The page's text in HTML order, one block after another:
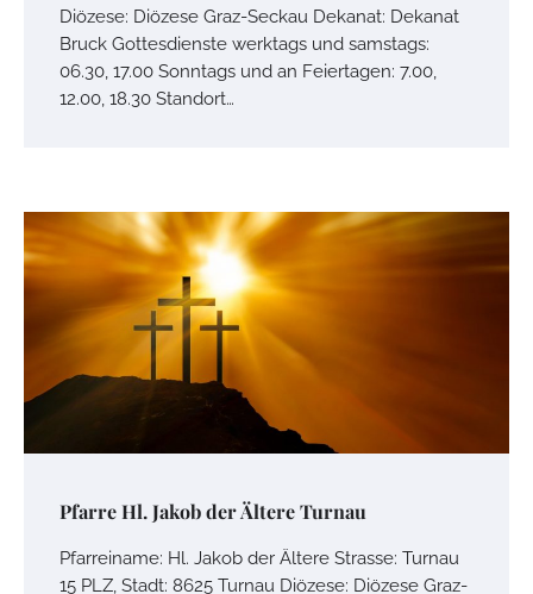
Diözese: Diözese Graz-Seckau Dekanat: Dekanat
Bruck Gottesdienste werktags und samstags:
06.30, 17.00 Sonntags und an Feiertagen: 7.00,
12.00, 18.30 Standort…
Pfarre Hl. Jakob der Ältere Turnau
Pfarreiname: Hl. Jakob der Ältere Strasse: Turnau
15 PLZ, Stadt: 8625 Turnau Diözese: Diözese Graz-